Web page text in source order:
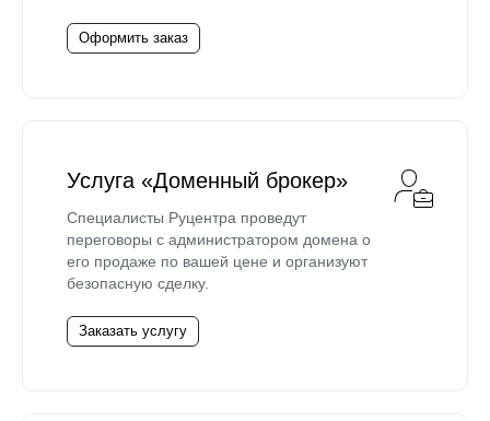
Оформить заказ
Услуга «Доменный брокер»
Специалисты Руцентра проведут
переговоры с администратором домена о
его продаже по вашей цене и организуют
безопасную сделку.
Заказать услугу